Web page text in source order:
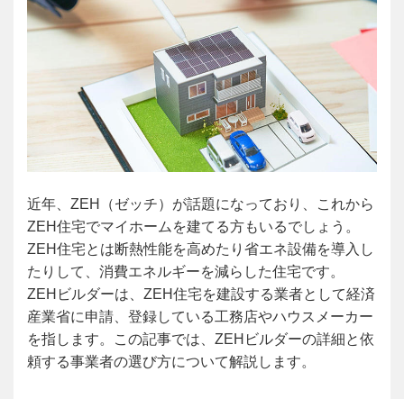
近年、ZEH（ゼッチ）が話題になっており、これから
ZEH住宅でマイホームを建てる方もいるでしょう。
ZEH住宅とは断熱性能を高めたり省エネ設備を導入し
たりして、消費エネルギーを減らした住宅です。
ZEH ビルダーは、ZEH住宅を建設する業者として経済
産業省に申請、登録している工務店やハウスメーカー
を指します。この記事では、ZEHビルダーの詳細と依
頼する事業者の選び方について解説します。